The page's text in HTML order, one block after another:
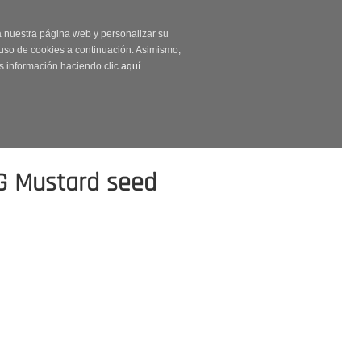
página web y personalizar su
de cookies a continuación. Asimismo,
información haciendo clic aquí.
Mustard seed